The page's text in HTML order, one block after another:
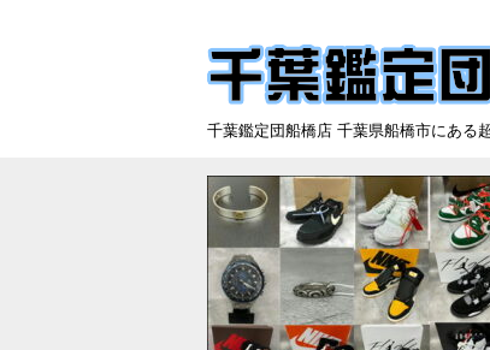
千葉鑑定団船橋店 千葉県船橋市にある